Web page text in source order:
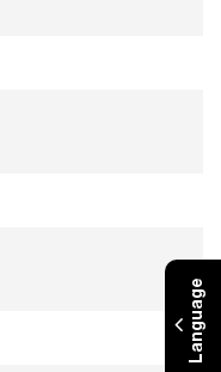
Language